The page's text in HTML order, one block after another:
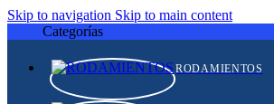
Skip to navigation Skip to main content
Categorías
RODAMIENTOS